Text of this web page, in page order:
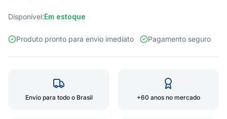
Disponível:Em estoque
Produto pronto para envio imediato Pagamento seguro
Envio para todo o Brasil +60 anos no mercado